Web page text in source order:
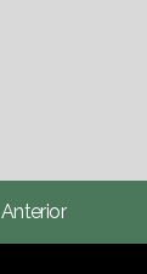
Anterior